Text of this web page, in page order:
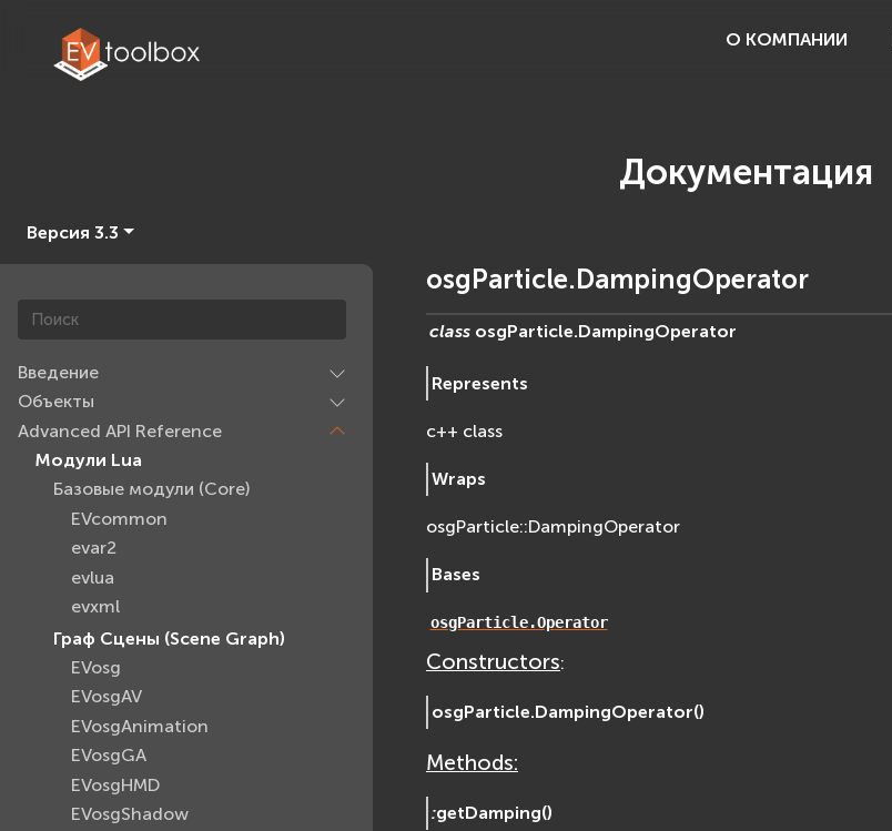
О КОМПАНИИ
Документация
Версия 3.3
Введение
Объекты
Advanced API Reference
Модули Lua
Базовые модули (Core)
EVcommon
evar2
evlua
evxml
Граф Сцены (Scene Graph)
EVosg
EVosgAV
EVosgAnimation
EVosgGA
EVosgHMD
EVosgShadow
osgParticle.DampingOperator
class osgParticle.DampingOperator
Represents
c++ class
Wraps
osgParticle::DampingOperator
Bases
osgParticle.Operator
Constructors:
osgParticle.DampingOperator()
Methods:
:getDamping()